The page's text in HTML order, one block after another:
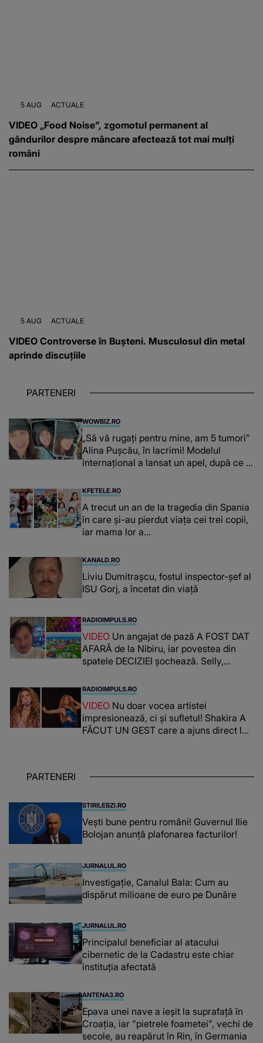
5 AUG ACTUALE
VIDEO „Food Noise”, zgomotul permanent al
gândurilor despre mâncare afectează tot mai mulți
români
5 AUG ACTUALE
VIDEO Controverse în Bușteni. Musculosul din metal
aprinde discuțiile
PARTENERI
WOWBIZ.RO
„Să vă rugați pentru mine, am 5 tumori”
Alina Pușcău, în lacrimi! Modelul
internațional a lansat un apel, după ce a
KFETELE.RO
A trecut un an de la tragedia din Spania
în care și-au pierdut viața cei trei copii,
iar mama lor a…
KANALD.RO
Liviu Dumitrașcu, fostul inspector-șef al
ISU Gorj, a încetat din viață
RADIOIMPULS.RO
VIDEO Un angajat de pază A FOST DAT
AFARĂ de la Nibiru, iar povestea din
spatele DECIZIEI șochează. Selly,
CREDEA CĂ VA VEDEA AȘA CEVA: "Fix
în fața unui..."
RADIOIMPULS.RO
VIDEO Nu doar vocea artistei
impresionează, ci și sufletul! Shakira A
FĂCUT UN GEST care a ajuns direct la
așteptând oportunitatea
PARTENERI
STIRILEBZI.RO
Vești bune pentru români! Guvernul Ilie
Bolojan anunță plafonarea facturilor!
JURNALUL.RO
Investigație, Canalul Bala: Cum au
dispărut milioane de euro pe Dunăre
JURNALUL.RO
Principalul beneficiar al atacului
cibernetic de la Cadastru este chiar
instituţia afectată
ANTENA3.RO
Epava unei nave a ieșit la suprafață în
Croația, iar "pietrele foametei", vechi de
secole, au reapărut în Rin, în Germania